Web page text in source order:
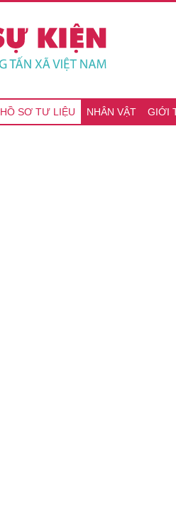
HỒ SƠ TƯ LIỆU NHÂN VẬT GIỚI